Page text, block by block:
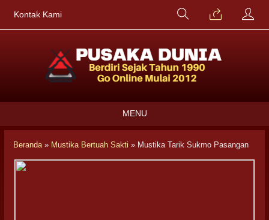
Kontak Kami
MENU
Beranda» Mustika Bertuah Sakti » Mustika Tarik Sukmo Pasangan